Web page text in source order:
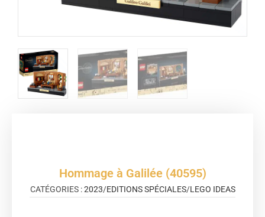
Hommage à Galilée (40595)
CATÉGORIES :2023/EDITIONS SPÉCIALES/LEGO IDEAS